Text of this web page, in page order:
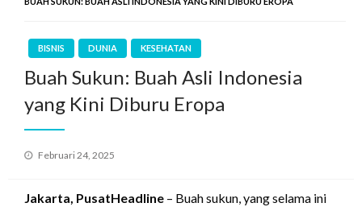
BISNIS DUNIA KESEHATAN
Buah Sukun: Buah Asli Indonesia
yang Kini Diburu Eropa
Posted
Februari 24, 2025
Jakarta, PusatHeadline – Buah sukun, yang selama ini